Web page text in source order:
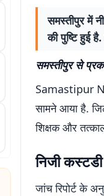
समस्तीपुर में
की पुष्टि हुई
समस्तीपुर से
Samastipur
सामने आया है.
शिक्षक और
निजी कस्टडी
जांच रिपोर्ट के